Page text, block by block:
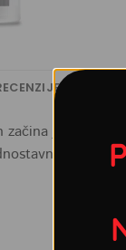
(0)
začina je
može